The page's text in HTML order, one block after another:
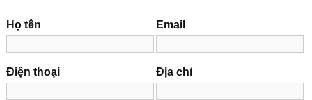
Họ tên Email
Điện thoại Địa chỉ